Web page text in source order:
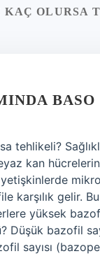
KAÇ OLURSA
tehlikeli?
kan
karşılık gelir. Bu
yüksek
Düşük bazofil
sayısı